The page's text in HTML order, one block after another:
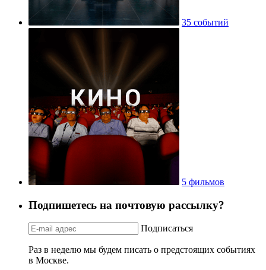
35 событий
5 фильмов
Подпишетесь на почтовую рассылку?
Подписаться
Раз в неделю мы будем писать о предстоящих событиях
в Москве.